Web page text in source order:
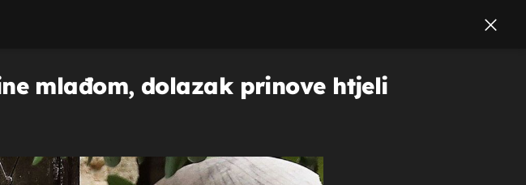
mlađom, dolazak prinove htjeli